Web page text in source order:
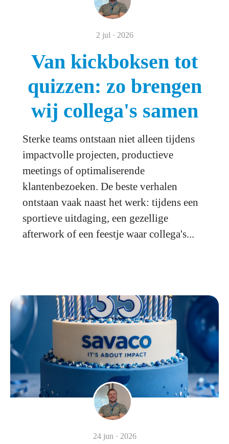
2 jul · 2026
Van kickboksen tot
quizzen: zo brengen
wij collega's samen
Sterke teams ontstaan niet alleen tijdens
impactvolle projecten, productieve
meetings of optimaliserende
klantenbezoeken. De beste verhalen
ontstaan vaak naast het werk: tijdens een
sportieve uitdaging, een gezellige
afterwork of een feestje waar collega's...
24 jun · 2026